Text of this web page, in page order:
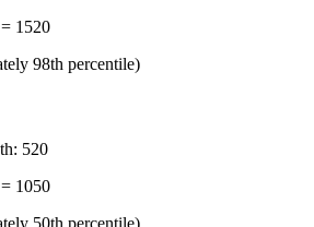
1520
98th percentile)
520
1050